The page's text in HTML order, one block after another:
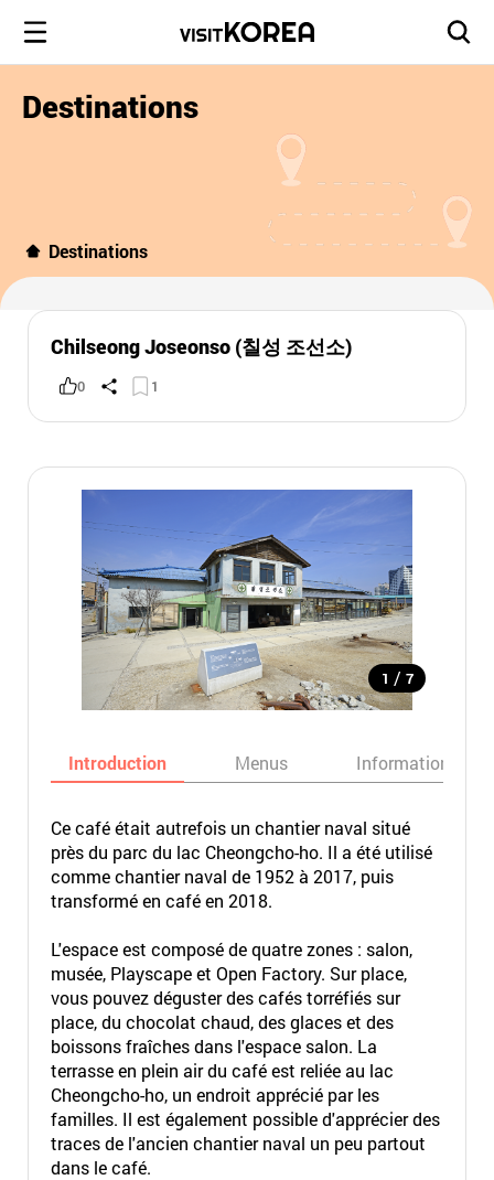
Destinations
Destinations
Chilseong Joseonso (칠성 조선소)
0 1
1 / 7
Introduction Menus Informations
Ce café était autrefois un chantier naval situé
près du parc du lac Cheongcho-ho. Il a été utilisé
comme chantier naval de 1952 à 2017, puis
transformé en café en 2018.
L'espace est composé de quatre zones : salon,
musée, Playscape et Open Factory. Sur place,
vous pouvez déguster des cafés torréfiés sur
place, du chocolat chaud, des glaces et des
boissons fraîches dans l'espace salon. La
terrasse en plein air du café est reliée au lac
Cheongcho-ho, un endroit apprécié par les
familles. Il est également possible d'apprécier des
traces de l'ancien chantier naval un peu partout
dans le café.